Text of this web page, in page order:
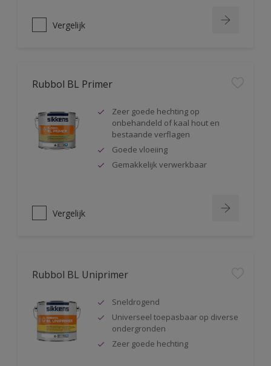
Vergelijk
Rubbol BL Primer
Zeer goede hechting op
onbehandeld of kaal hout en
bestaande verflagen
Goede vloeiing
Gemakkelijk verwerkbaar
Vergelijk
Rubbol BL Uniprimer
Sneldrogend
Universeel toepasbaar op diverse
ondergronden
Zeer goede hechting